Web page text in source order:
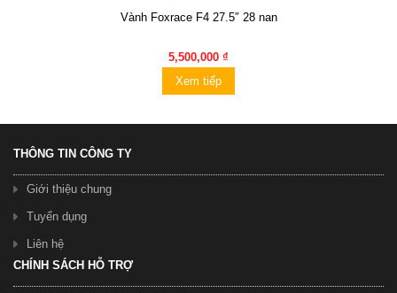
Vành Foxrace F4 27.5″ 28 nan
5,500,000 ₫
Xem tiếp
THÔNG TIN CÔNG TY
Giới thiệu chung
Tuyển dụng
Liên hệ
CHÍNH SÁCH HỖ TRỢ